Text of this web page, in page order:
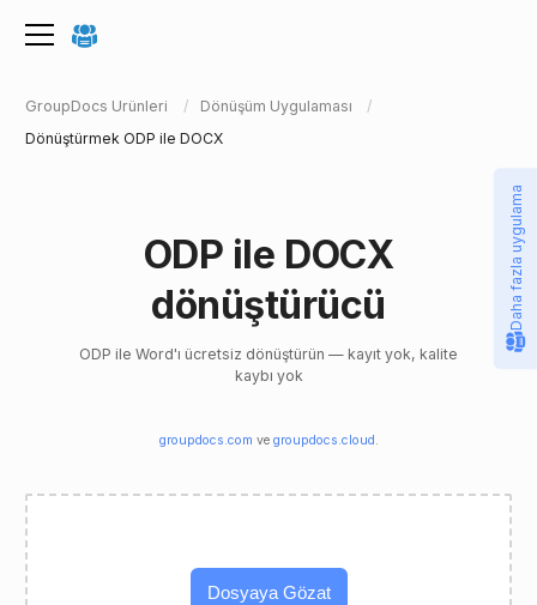
GroupDocs Ürünleri
Dönüşüm Uygulaması
Dönüştürmek ODP ile DOCX
ODP ile DOCX
dönüştürücü
ODP ile Word'ı ücretsiz dönüştürün — kayıt yok, kalite
kaybı yok
groupdocs.com ve groupdocs.cloud .
Dosyaya Gözat
Daha fazla uygulama